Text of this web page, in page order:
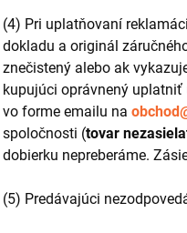
(4) Pri uplatňovaní
dokladu a originál
znečistený alebo ak
kupujúci oprávnený
vo forme emailu na
spoločnosti (tovar
dobierku nepreberáme.
(5) Predávajúci